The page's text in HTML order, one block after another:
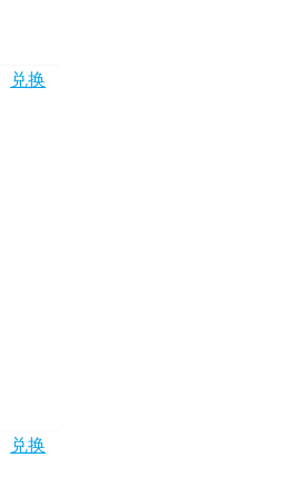
兑换
兑换